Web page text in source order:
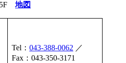
5F 地図
Tel： 043-388-0062 ／
Fax：043-350-3171